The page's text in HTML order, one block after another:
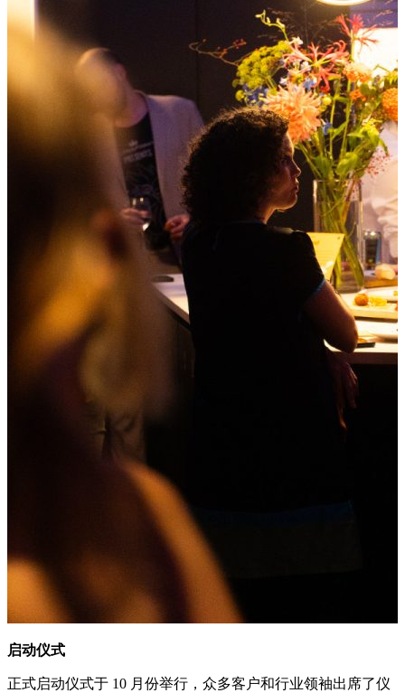
启动仪式
正式启动仪式于 10 月份举行，众多客户和行业领袖出席了仪